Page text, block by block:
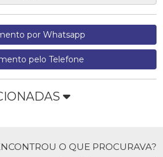
por Whatsapp
pelo Telefone
O QUE PROCURAVA?